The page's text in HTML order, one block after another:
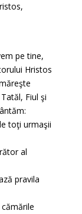
pe tine,
Hristos
Fiul şi
toţi urmaşii
al
pravila